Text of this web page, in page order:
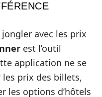
avec les prix
est l’outil
application ne se
prix des billets,
les options d’hôtels